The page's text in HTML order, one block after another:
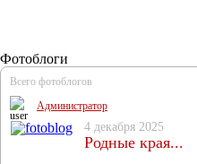
Фотоблоги
Всего фотоблогов
Администратор
4 декабря 2025
Родные края...